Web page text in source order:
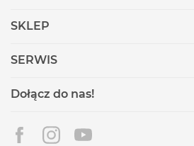
SKLEP
SERWIS
Dołącz do nas!